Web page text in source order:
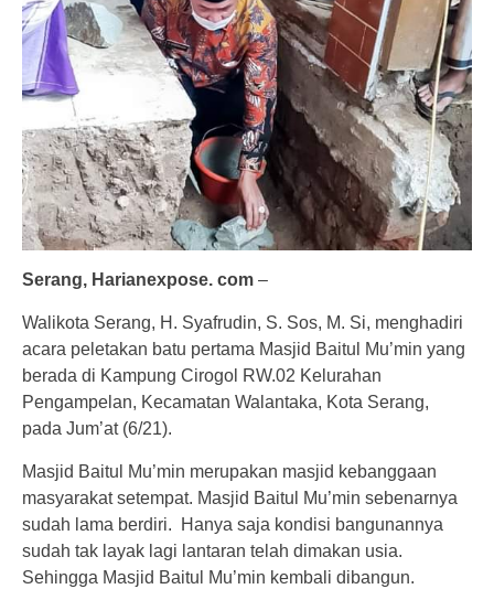
Serang, Harianexpose. com –
Walikota Serang, H. Syafrudin, S. Sos, M. Si, menghadiri
acara peletakan batu pertama Masjid Baitul Mu’min yang
berada di Kampung Cirogol RW.02 Kelurahan
Pengampelan, Kecamatan Walantaka, Kota Serang,
pada Jum’at (6/21).
Masjid Baitul Mu’min merupakan masjid kebanggaan
masyarakat setempat. Masjid Baitul Mu’min sebenarnya
sudah lama berdiri. Hanya saja kondisi bangunannya
sudah tak layak lagi lantaran telah dimakan usia.
Sehingga Masjid Baitul Mu’min kembali dibangun.